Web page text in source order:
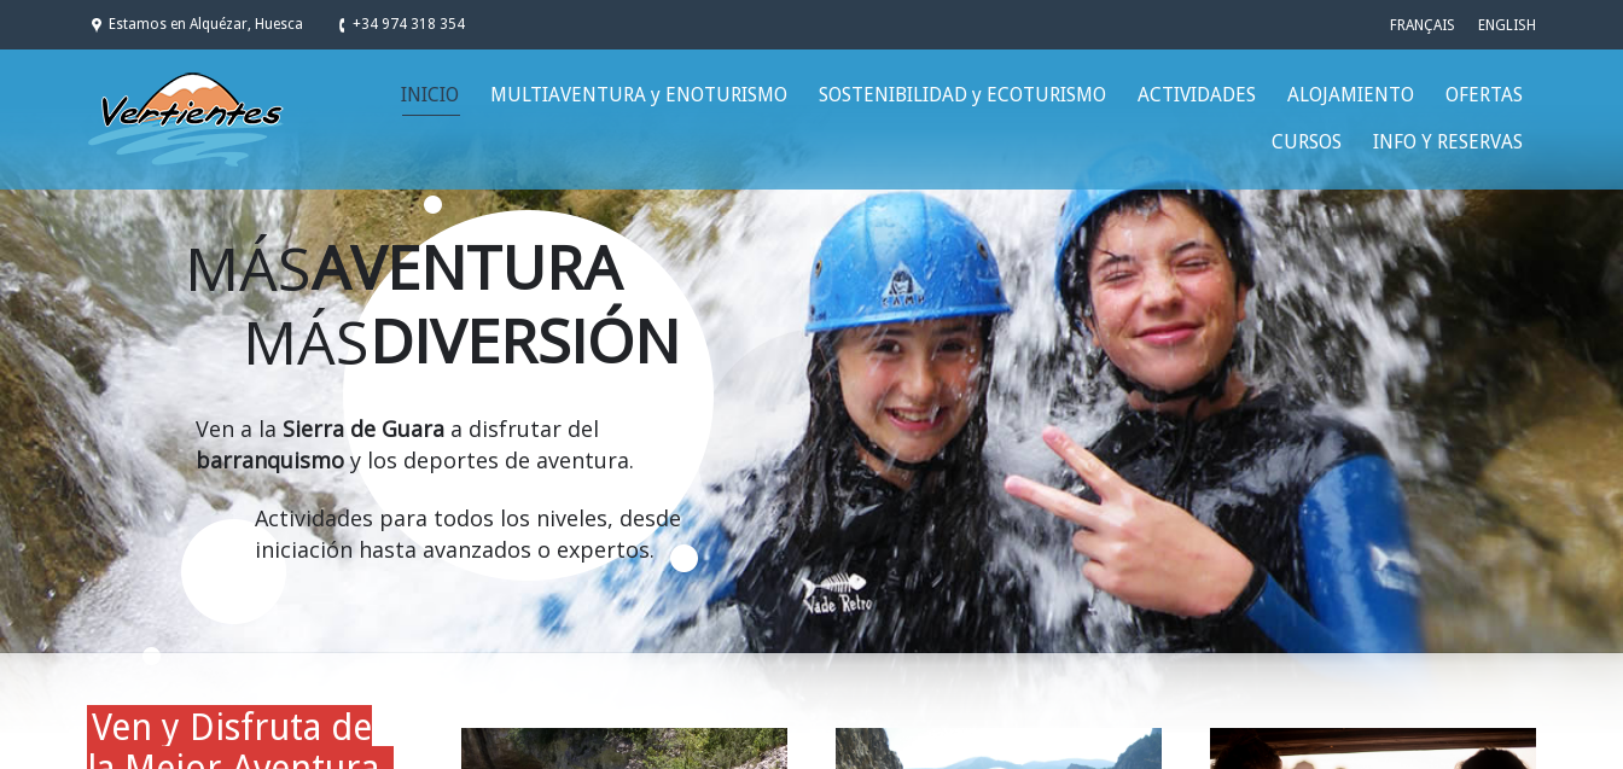
Estamos en Alquézar, Huesca +34 974 318 354 FRANÇAIS ENGLISH
INICIO MULTIAVENTURA y ENOTURISMO SOSTENIBILIDAD y ECOTURISMO ACTIVIDADES ALOJAMIENTO OFERTAS
CURSOS INFO Y RESERVAS
AVENTURA
MÁSDIVERSIÓN
Ven a la Sierra de Guara a disfrutar del
barranquismo y los deportes de aventura.
MÁS
Actividades para todos los niveles, desde
iniciación hasta avanzados o expertos.
Ven y Disfruta de